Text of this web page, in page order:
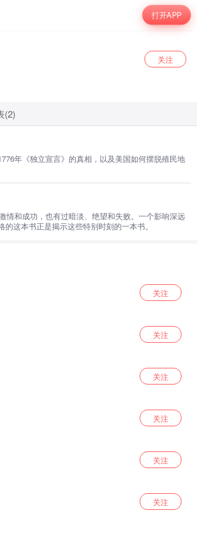
打开APP
关注
(2)
年《独立宣言》的真相，以及美国如何摆脱殖民地
情和成功，也有过暗淡、绝望和失败。一个影响深远
这本书正是揭示这些特别时刻的一本书。
关注
关注
关注
关注
关注
关注